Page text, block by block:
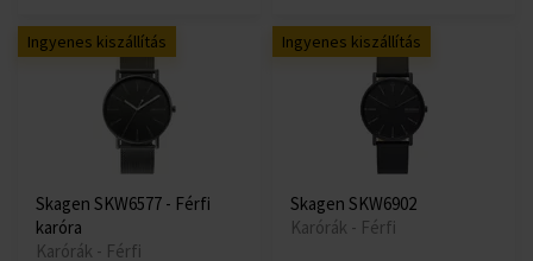
Ingyenes kiszállítás
Skagen SKW6577 - Férfi
karóra
Karórák - Férfi
Ingyenes kiszállítás
Skagen SKW6902
Karórák - Férfi